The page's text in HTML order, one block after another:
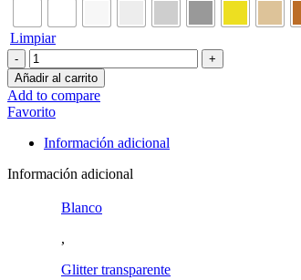
Limpiar
snake
mini
-
colgante
colores
cantidad
Añadir al carrito
Add to compare
Favorito
Información adicional
Información adicional
Blanco
,
Glitter transparente